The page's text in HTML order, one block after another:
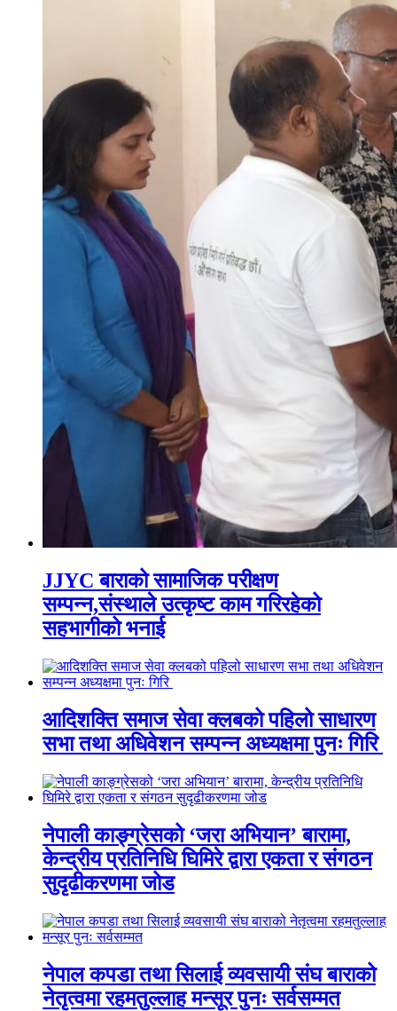
JJYC बाराको सामाजिक परीक्षण
सम्पन्न,संस्थाले उत्कृष्ट काम गरिरहेको
सहभागीको भनाई
आदिशक्ति समाज सेवा क्लबको पहिलो साधारण
सभा तथा अधिवेशन सम्पन्न अध्यक्षमा पुनः गिरि
नेपाली काङ्ग्रेसको ‘जरा अभियान’ बारामा,
केन्द्रीय प्रतिनिधि घिमिरे द्वारा एकता र संगठन
सुदृढीकरणमा जोड
नेपाल कपडा तथा सिलाई व्यवसायी संघ बाराको
नेतृत्वमा रहमतुल्लाह मन्सूर पुनः सर्वसम्मत